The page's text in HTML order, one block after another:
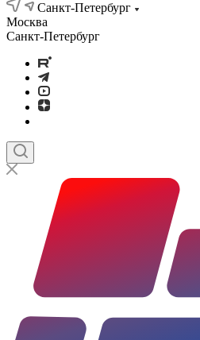
Санкт-Петербург
Москва
Санкт-Петербург